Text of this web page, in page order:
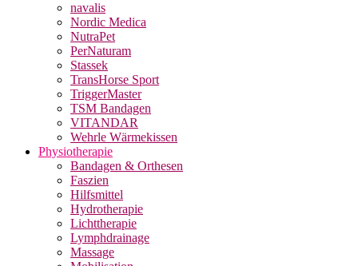
navalis
Nordic Medica
NutraPet
PerNaturam
Stassek
TransHorse Sport
TriggerMaster
TSM Bandagen
VITANDAR
Wehrle Wärmekissen
Physiotherapie
Bandagen & Orthesen
Faszien
Hilfsmittel
Hydrotherapie
Lichttherapie
Lymphdrainage
Massage